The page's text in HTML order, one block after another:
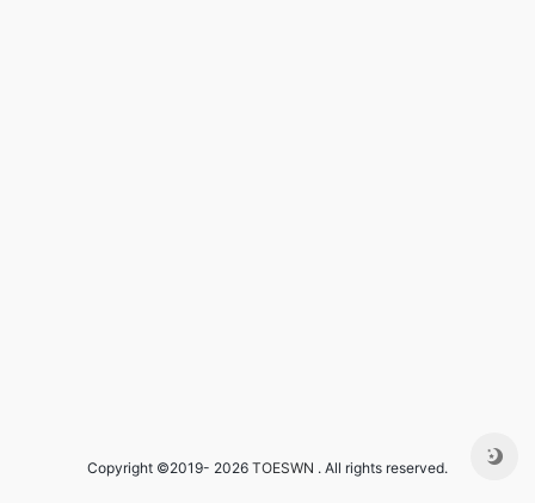
Copyright ©2019- 2026 TOESWN . All rights reserved.